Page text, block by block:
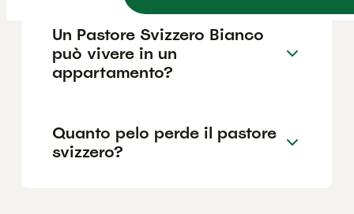
Un Pastore Svizzero Bianco
può vivere in un
appartamento?
Quanto pelo perde il pastore
svizzero?